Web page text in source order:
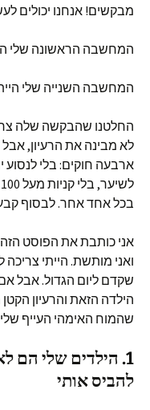
מבקשים! אנחנו יכולים
המחשבה הראשונה שלי
המחשבה השנייה שלי
החלטנו שהבקשה שלה
לא מבינה את הרעיון,
ארבעה חוקים: בלי לנסוע
בכל אחד אחר. לבסוף
אני כותבת את הפוסט
ואני מותשת. הייתי
שקדם ליום הגדול. אבל
הילדה הזאת והרעיון
שהמוח האימהי העייף
1. הילדים שלי הם
להביס אותי